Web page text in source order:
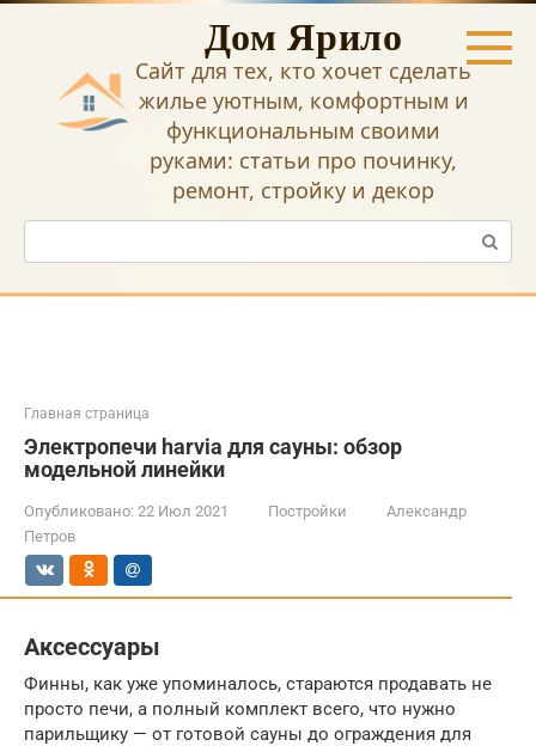
Перейти
Дом Ярило
Сайт для тех, кто хочет сделать
жилье уютным, комфортным и
функциональным своими
руками: статьи про починку,
ремонт, стройку и декор
Поиск:
Главная страница
Электропечи harvia для сауны: обзор
модельной линейки
Опубликовано: 22 Июл 2021 Постройки
Александр
Петров
Аксессуары
Финны, как уже упоминалось, стараются продавать не
просто печи, а полный комплект всего, что нужно
парильщику — от готовой сауны до ограждения для